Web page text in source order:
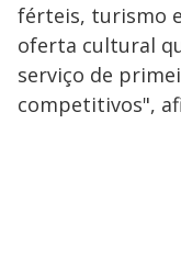
férteis, turismo
oferta cultural
serviço de
competitivos",